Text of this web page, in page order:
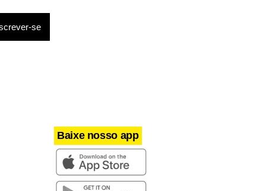
Baixe nosso app